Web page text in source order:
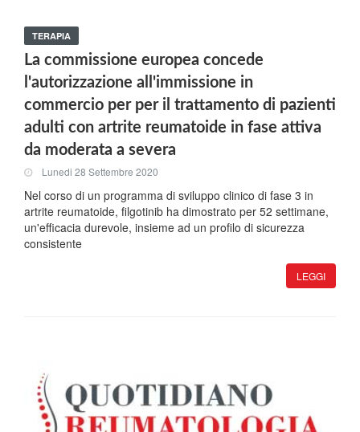
TERAPIA
La commissione europea concede
l'autorizzazione all'immissione in
commercio per per il trattamento di pazienti
adulti con artrite reumatoide in fase attiva
da moderata a severa
Lunedi 28 Settembre 2020
Nel corso di un programma di sviluppo clinico di fase 3 in
artrite reumatoide, filgotinib ha dimostrato per 52 settimane,
un'efficacia durevole, insieme ad un profilo di sicurezza
consistente
LEGGI